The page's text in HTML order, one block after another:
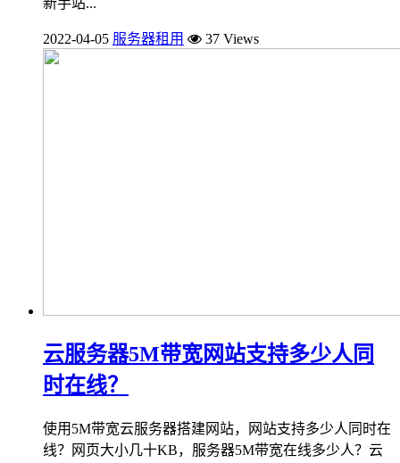
2022-04-05 服务器租用 37 Views
云服务器5M带宽网站支持多少人同
时在线？
使用5M带宽云服务器搭建网站，网站支持多少人同时在
线？网页大小几十KB，服务器5M带宽在线多少人？云